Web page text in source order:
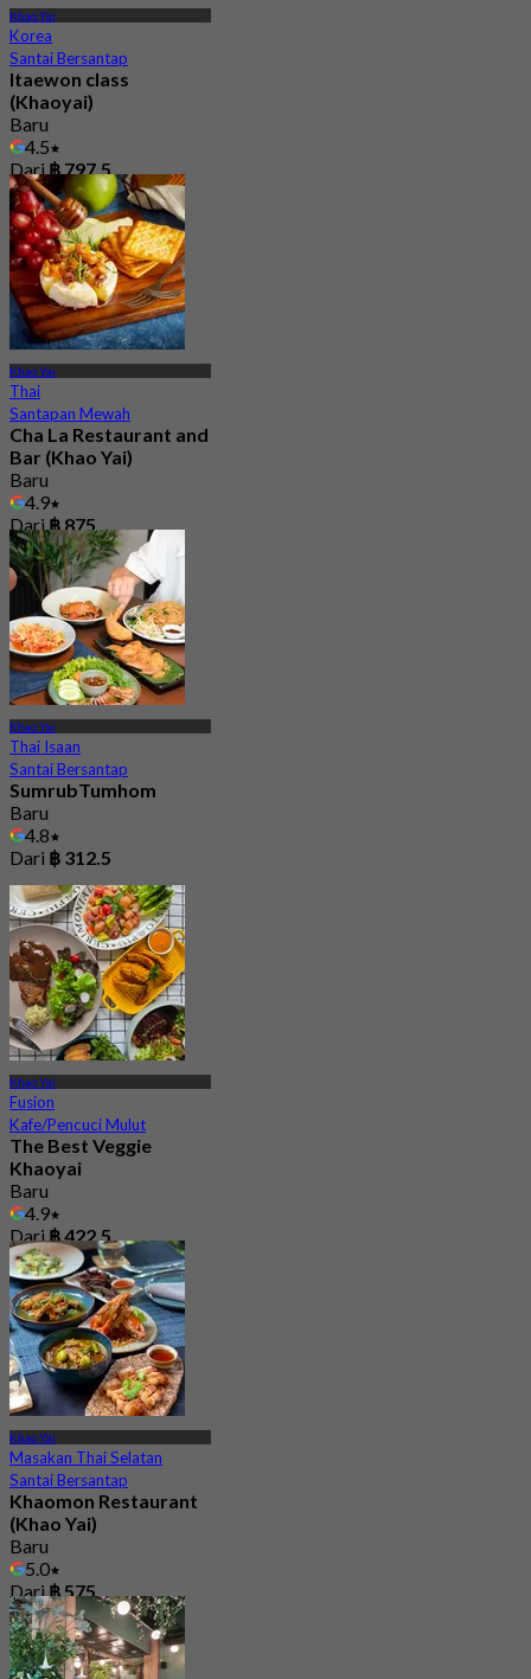
Khao Yai
Korea
Santai Bersantap
Itaewon class
(Khaoyai)
Baru
4.5
Dari ฿ 797.5
Khao Yai
Thai
Santapan Mewah
Cha La Restaurant and
Bar (Khao Yai)
Baru
4.9
Dari ฿ 875
Khao Yai
Thai Isaan
Santai Bersantap
SumrubTumhom
Baru
4.8
Dari ฿ 312.5
Khao Yai
Fusion
Kafe/Pencuci Mulut
The Best Veggie
Khaoyai
Baru
4.9
Dari ฿ 422.5
Khao Yai
Masakan Thai Selatan
Santai Bersantap
Khaomon Restaurant
(Khao Yai)
Baru
5.0
Dari ฿ 575